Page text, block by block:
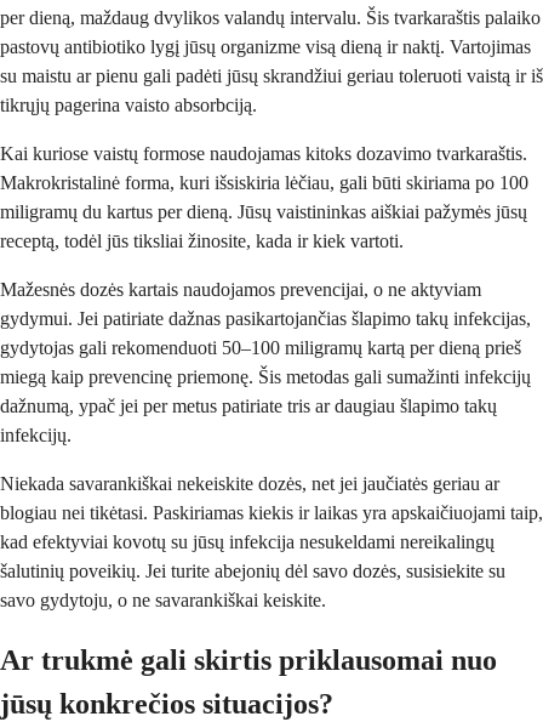
per dieną, maždaug dvylikos valandų intervalu. Šis tvarkaraštis palaiko
pastovų antibiotiko lygį jūsų organizme visą dieną ir naktį. Vartojimas
su maistu ar pienu gali padėti jūsų skrandžiui geriau toleruoti vaistą ir iš
tikrųjų pagerina vaisto absorbciją.
Kai kuriose vaistų formose naudojamas kitoks dozavimo tvarkaraštis.
Makrokristalinė forma, kuri išsiskiria lėčiau, gali būti skiriama po 100
miligramų du kartus per dieną. Jūsų vaistininkas aiškiai pažymės jūsų
receptą, todėl jūs tiksliai žinosite, kada ir kiek vartoti.
Mažesnės dozės kartais naudojamos prevencijai, o ne aktyviam
gydymui. Jei patiriate dažnas pasikartojančias šlapimo takų infekcijas,
gydytojas gali rekomenduoti 50–100 miligramų kartą per dieną prieš
miegą kaip prevencinę priemonę. Šis metodas gali sumažinti infekcijų
dažnumą, ypač jei per metus patiriate tris ar daugiau šlapimo takų
infekcijų.
Niekada savarankiškai nekeiskite dozės, net jei jaučiatės geriau ar
blogiau nei tikėtasi. Paskiriamas kiekis ir laikas yra apskaičiuojami taip,
kad efektyviai kovotų su jūsų infekcija nesukeldami nereikalingų
šalutinių poveikių. Jei turite abejonių dėl savo dozės, susisiekite su
savo gydytoju, o ne savarankiškai keiskite.
Ar trukmė gali skirtis priklausomai nuo
jūsų konkrečios situacijos?